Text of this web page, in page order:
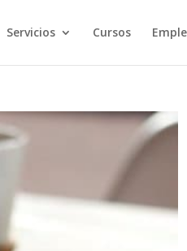
Servicios Cursos